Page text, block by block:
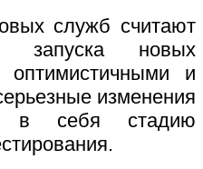
служб считают
запуска новых
оптимистичными и
изменения
в себя стадию